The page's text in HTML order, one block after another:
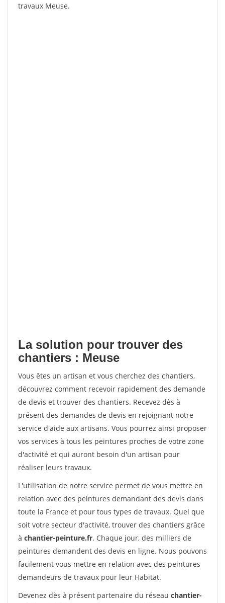
travaux Meuse.
La solution pour trouver des
chantiers : Meuse
Vous êtes un artisan et vous cherchez des chantiers,
découvrez comment recevoir rapidement des demande
de devis et trouver des chantiers. Recevez dès à
présent des demandes de devis en rejoignant notre
service d'aide aux artisans. Vous pourrez ainsi proposer
vos services à tous les peintures proches de votre zone
d'activité et qui auront besoin d'un artisan pour
réaliser leurs travaux.
L'utilisation de notre service permet de vous mettre en
relation avec des peintures demandant des devis dans
toute la France et pour tous types de travaux. Quel que
soit votre secteur d'activité, trouver des chantiers grâce
à chantier-peinture.fr. Chaque jour, des milliers de
peintures demandent des devis en ligne. Nous pouvons
facilement vous mettre en relation avec des peintures
demandeurs de travaux pour leur Habitat.
Devenez dès à présent partenaire du réseau chantier-